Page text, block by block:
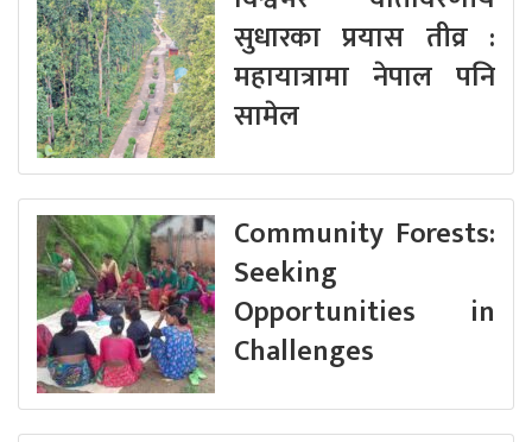
सुधारका प्रयास तीव्र :
महायात्रामा नेपाल पनि
सामेल
Community Forests:
Seeking
Opportunities in
Challenges